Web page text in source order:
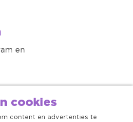
en
cookies
content en advertenties te